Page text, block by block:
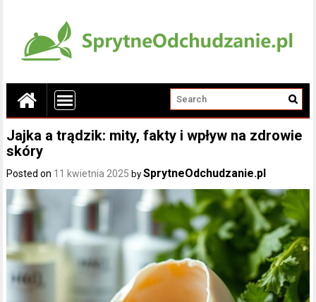
Jajka a trądzik: mity, fakty i wpływ na zdrowie
skóry
Posted on 11 kwietnia 2025 bySprytneOdchudzanie.pl